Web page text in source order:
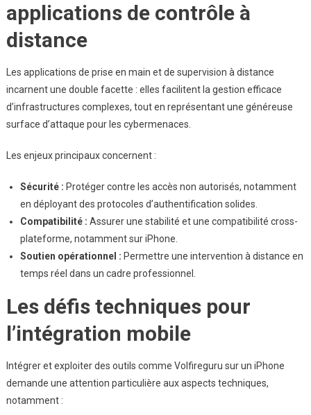
applications de contrôle à
distance
Les applications de prise en main et de supervision à distance
incarnent une double facette : elles facilitent la gestion efficace
d’infrastructures complexes, tout en représentant une généreuse
surface d’attaque pour les cybermenaces.
Les enjeux principaux concernent :
Sécurité : Protéger contre les accès non autorisés, notamment
en déployant des protocoles d’authentification solides.
Compatibilité : Assurer une stabilité et une compatibilité cross-
plateforme, notamment sur iPhone.
Soutien opérationnel : Permettre une intervention à distance en
temps réel dans un cadre professionnel.
Les défis techniques pour
l’intégration mobile
Intégrer et exploiter des outils comme Volfireguru sur un iPhone
demande une attention particulière aux aspects techniques,
notamment :